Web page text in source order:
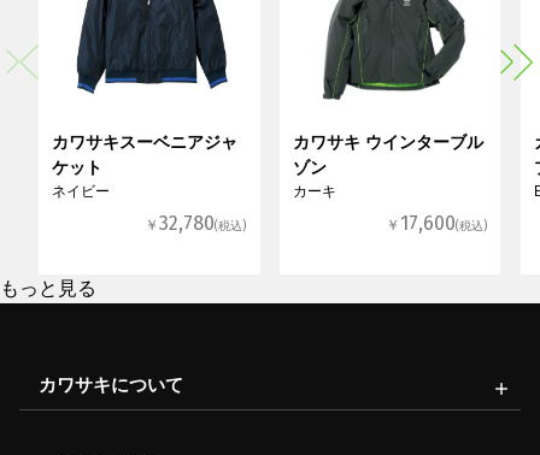
カワサキスーベニアジャ
ケット
ネイビー
￥32,780(税込)
カワサキ ウインターブル
ゾン
カーキ
￥ 17,600(税込)
もっと見る
カワサキについて